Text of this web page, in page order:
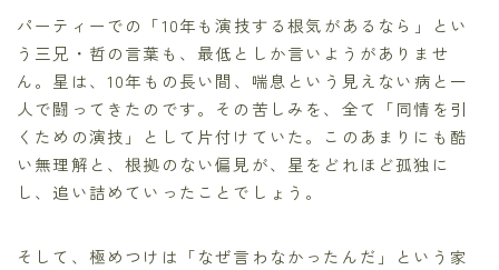
パーティーでの「10年も演技する根気があるなら」とい
う三兄・哲の言葉も、最低としか言いようがありませ
ん。星は、10年もの長い間、喘息という見えない病と一
人で闘ってきたのです。その苦しみを、全て「同情を引
くための演技」として片付けていた。このあまりにも酷
い無理解と、根拠のない偏見が、星をどれほど孤独に
し、追い詰めていったことでしょう。
そして、極めつけは「なぜ言わなかったんだ」という家